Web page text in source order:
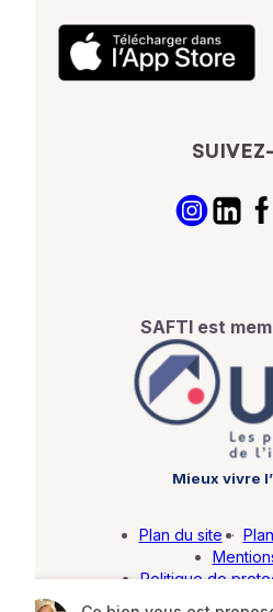
SAFTI est
Mieux vivre
Plan du site ·
Politique de